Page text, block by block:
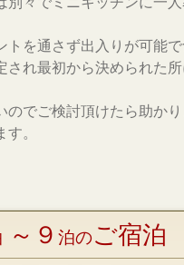
を通さず出入りが可能
され最初から決められた
でご検討頂けたら助かり
。
～９ 泊のご宿泊